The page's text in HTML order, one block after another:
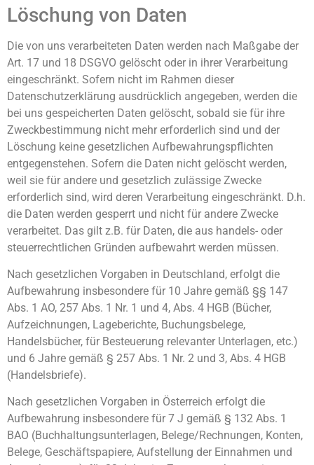
Löschung von Daten
Die von uns verarbeiteten Daten werden nach Maßgabe der
Art. 17 und 18 DSGVO gelöscht oder in ihrer Verarbeitung
eingeschränkt. Sofern nicht im Rahmen dieser
Datenschutzerklärung ausdrücklich angegeben, werden die
bei uns gespeicherten Daten gelöscht, sobald sie für ihre
Zweckbestimmung nicht mehr erforderlich sind und der
Löschung keine gesetzlichen Aufbewahrungspflichten
entgegenstehen. Sofern die Daten nicht gelöscht werden,
weil sie für andere und gesetzlich zulässige Zwecke
erforderlich sind, wird deren Verarbeitung eingeschränkt. D.h.
die Daten werden gesperrt und nicht für andere Zwecke
verarbeitet. Das gilt z.B. für Daten, die aus handels- oder
steuerrechtlichen Gründen aufbewahrt werden müssen.
Nach gesetzlichen Vorgaben in Deutschland, erfolgt die
Aufbewahrung insbesondere für 10 Jahre gemäß §§ 147
Abs. 1 AO, 257 Abs. 1 Nr. 1 und 4, Abs. 4 HGB (Bücher,
Aufzeichnungen, Lageberichte, Buchungsbelege,
Handelsbücher, für Besteuerung relevanter Unterlagen, etc.)
und 6 Jahre gemäß § 257 Abs. 1 Nr. 2 und 3, Abs. 4 HGB
(Handelsbriefe).
Nach gesetzlichen Vorgaben in Österreich erfolgt die
Aufbewahrung insbesondere für 7 J gemäß § 132 Abs. 1
BAO (Buchhaltungsunterlagen, Belege/Rechnungen, Konten,
Belege, Geschäftspapiere, Aufstellung der Einnahmen und